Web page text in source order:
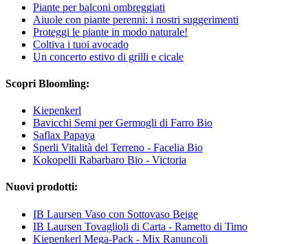
Piante per balconi ombreggiati
Aiuole con piante perenni: i nostri suggerimenti
Proteggi le piante in modo naturale!
Coltiva i tuoi avocado
Un concerto estivo di grilli e cicale
Scopri Bloomling:
Kiepenkerl
Bavicchi Semi per Germogli di Farro Bio
Saflax Papaya
Sperli Vitalità del Terreno - Facelia Bio
Kokopelli Rabarbaro Bio - Victoria
Nuovi prodotti:
IB Laursen Vaso con Sottovaso Beige
IB Laursen Tovaglioli di Carta - Rametto di Timo
Kiepenkerl Mega-Pack - Mix Ranuncoli